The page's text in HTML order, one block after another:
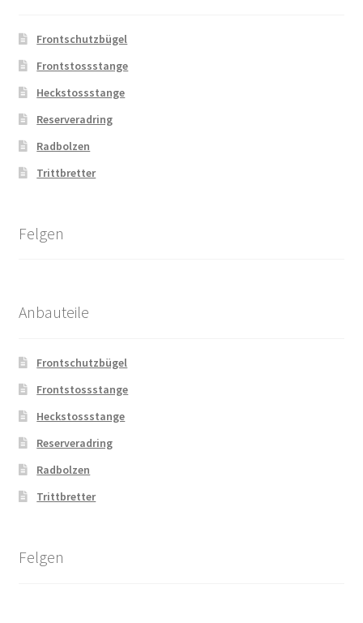
Frontschutzbügel
Frontstossstange
Heckstossstange
Reserveradring
Radbolzen
Trittbretter
Felgen
Anbauteile
Frontschutzbügel
Frontstossstange
Heckstossstange
Reserveradring
Radbolzen
Trittbretter
Felgen